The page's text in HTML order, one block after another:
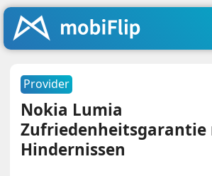
Provider
Nokia Lumia
Zufriedenheitsgarantie
Hindernissen